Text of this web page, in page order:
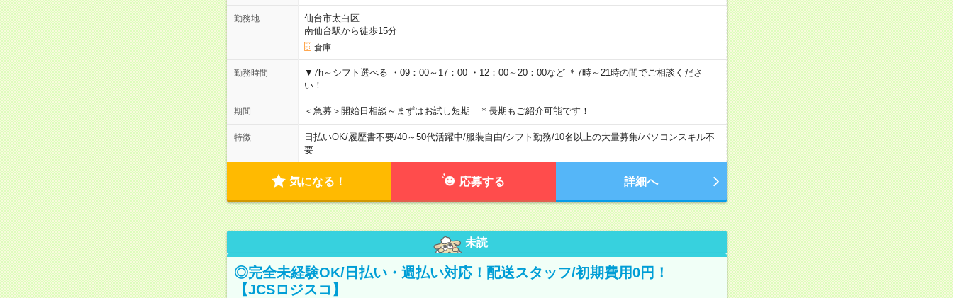
勤務地
仙台市太白区
南仙台駅から徒歩15分
倉庫
勤務時間
▼7h～シフト選べる ・09：00～17：00 ・12：00～20：00など ＊7時～21時の間でご相談くださ
い！
期間 ＜急募＞開始日相談～まずはお試し短期 ＊長期もご紹介可能です！
特徴 日払いOK/履歴書不要/40～50代活躍中/服装自由/シフト勤務/10名以上の大量募集/パソコンスキル不
要
気になる！ 応募する 詳細へ
未読
◎完全未経験OK/日払い・週払い対応！配送スタッフ/初期費用0円！
【JCSロジスコ】